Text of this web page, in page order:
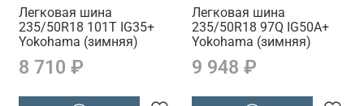
Легковая шина
235/50R18 101T IG35+
Yokohama (зимняя)
8 710 ₽
Легковая шина
235/50R18 97Q IG50A+
Yokohama (зимняя)
9 948 ₽